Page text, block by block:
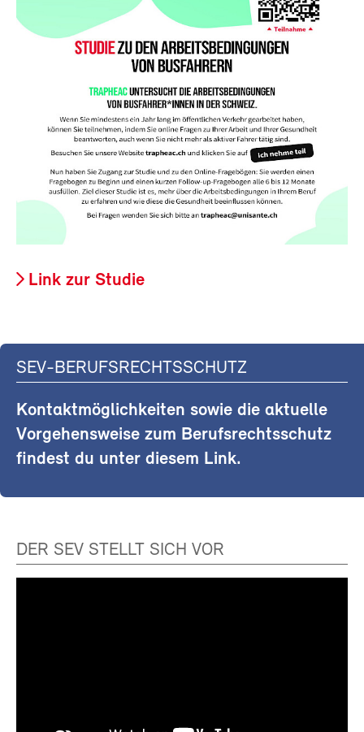
Link zur Studie
SEV-BERUFSRECHTSSCHUTZ
Kontaktmöglichkeiten sowie die aktuelle
Vorgehensweise zum Berufsrechtsschutz
findest du unter diesem Link.
DER SEV STELLT SICH VOR